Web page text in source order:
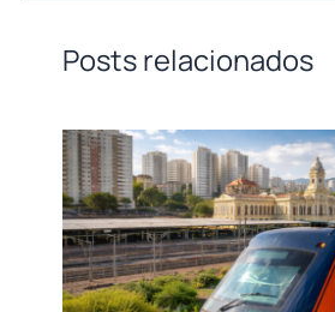
Posts relacionados